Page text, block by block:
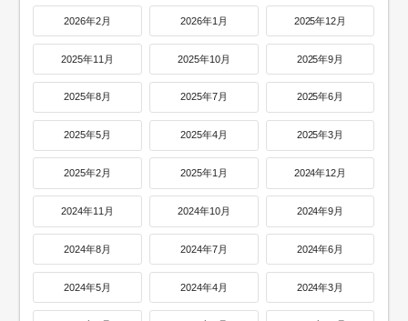
2026年2月 2026年1月 2025年12月
2025年11月 2025年10月 2025年9月
2025年8月 2025年7月 2025年6月
2025年5月 2025年4月 2025年3月
2025年2月 2025年1月 2024年12月
2024年11月 2024年10月 2024年9月
2024年8月 2024年7月 2024年6月
2024年5月 2024年4月 2024年3月